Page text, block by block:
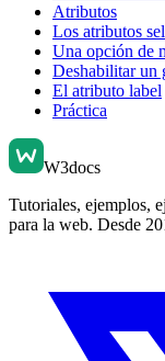
Atributos
Los atributos
Una opción de
Deshabilitar un
El atributo label
Práctica
W3docs
Tutoriales, ejemplos,
para la web. Desde